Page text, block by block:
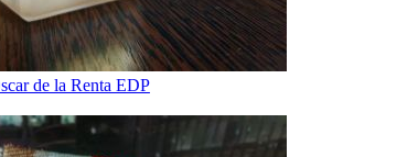
de la Renta EDP